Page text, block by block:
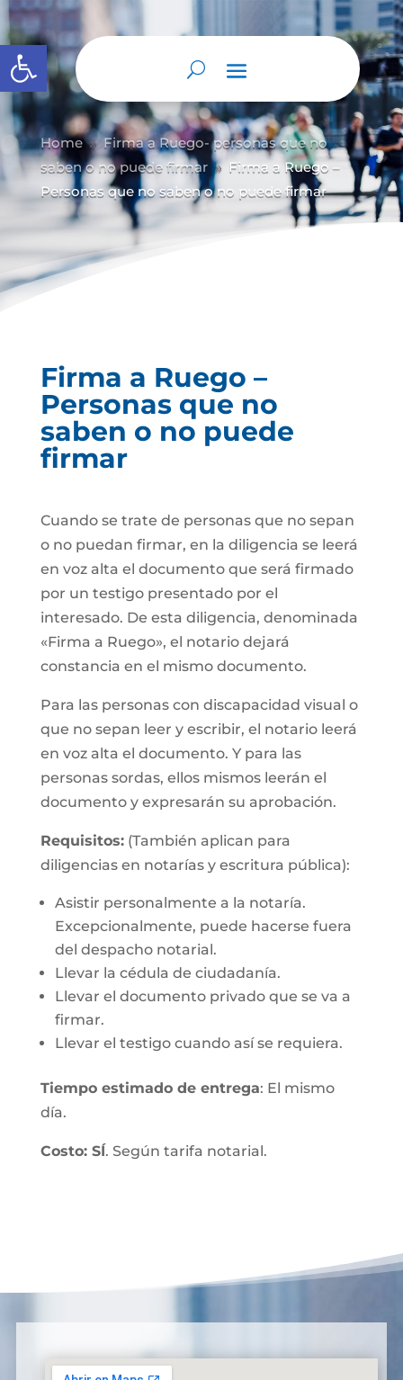
Abrir barra de herramientas
Home 9 Firma a Ruego- personas que no
saben o no puede firmar 9
Firma a Ruego –
Personas que no saben o no puede firmar
Firma a Ruego –
Personas que no
saben o no puede
firmar
Cuando se trate de personas que no sepan
o no puedan firmar, en la diligencia se leerá
en voz alta el documento que será firmado
por un testigo presentado por el
interesado. De esta diligencia, denominada
«Firma a Ruego», el notario dejará
constancia en el mismo documento.
Para las personas con discapacidad visual o
que no sepan leer y escribir, el notario leerá
en voz alta el documento. Y para las
personas sordas, ellos mismos leerán el
documento y expresarán su aprobación.
Requisitos:(También aplican para
diligencias en notarías y escritura pública):
Asistir personalmente a la notaría.
Excepcionalmente, puede hacerse fuera
del despacho notarial.
Llevar la cédula de ciudadanía.
Llevar el documento privado que se va a
firmar.
Llevar el testigo cuando así se requiera.
Tiempo estimado de entrega: El mismo
día.
Costo: SÍ. Según tarifa notarial.